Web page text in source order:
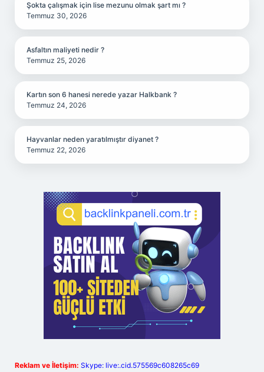
Şokta çalışmak için lise mezunu olmak şart mı ?
Temmuz 30, 2026
Asfaltın maliyeti nedir ?
Temmuz 25, 2026
Kartın son 6 hanesi nerede yazar Halkbank ?
Temmuz 24, 2026
Hayvanlar neden yaratılmıştır diyanet ?
Temmuz 22, 2026
Reklam ve İletişim: Skype: live:.cid.575569c608265c69